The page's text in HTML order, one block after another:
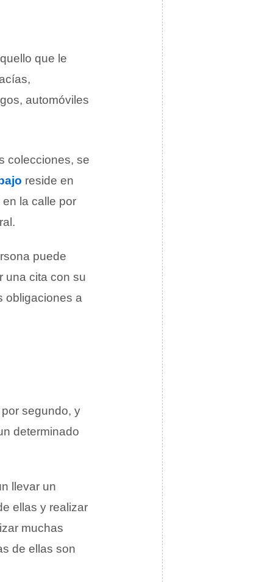
que le
automóviles
colecciones, se
reside en
la calle por
puede
una cita con su
obligaciones a
segundo, y
determinado
llevar un
ellas y realizar
muchas
de ellas son